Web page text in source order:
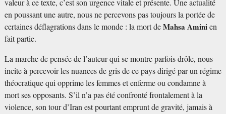
valeur à ce texte, c’est son urgence vitale et présente. Une actualité
en poussant une autre, nous ne percevons pas toujours la portée de
certaines déflagrations dans le monde : la mort deMahsa Aminien
fait partie.
La marche de pensée de l’auteur qui se montre parfois drôle, nous
incite à percevoir les nuances de gris de ce pays dirigé par un régime
théocratique qui opprime les femmes et enferme ou condamne à
mort ses opposants. S’il n’a pas été confronté frontalement à la
violence, son tour d’Iran est pourtant emprunt de gravité, jamais à